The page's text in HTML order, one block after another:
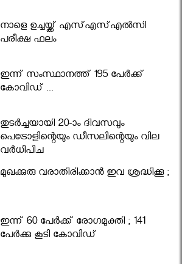
നാളെ ഉച്ചയ്ക്ക് എസ്എസ്എല്‍സി
പരീക്ഷ ഫലം
ഇന്ന് സംസ്ഥാനത്ത് 195 പേര്‍ക്ക്
കോവിഡ് ...
തുടർച്ചയായി 20-ാം ദിവസവും
പെട്രോളിന്റെയും ഡീസലിന്റെയും വില
വര്‍ധിപ്പിച്ചു
മുഖക്കുരു വരാതിരിക്കാന്‍ ഇവ ശ്രദ്ധിക്കൂ ;
ഇന്ന് 60 പേർക്ക് രോഗമുക്തി ; 141
പേര്‍ക്കു കൂടി കോവിഡ്